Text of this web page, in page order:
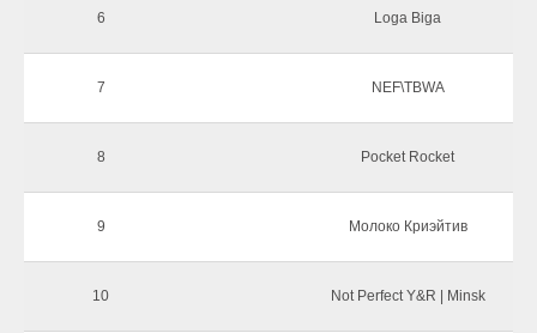
6 Loga Biga
7 NEF\TBWA
8 Pocket Rocket
9 Молоко Криэйтив
10 Not Perfect Y&R | Minsk